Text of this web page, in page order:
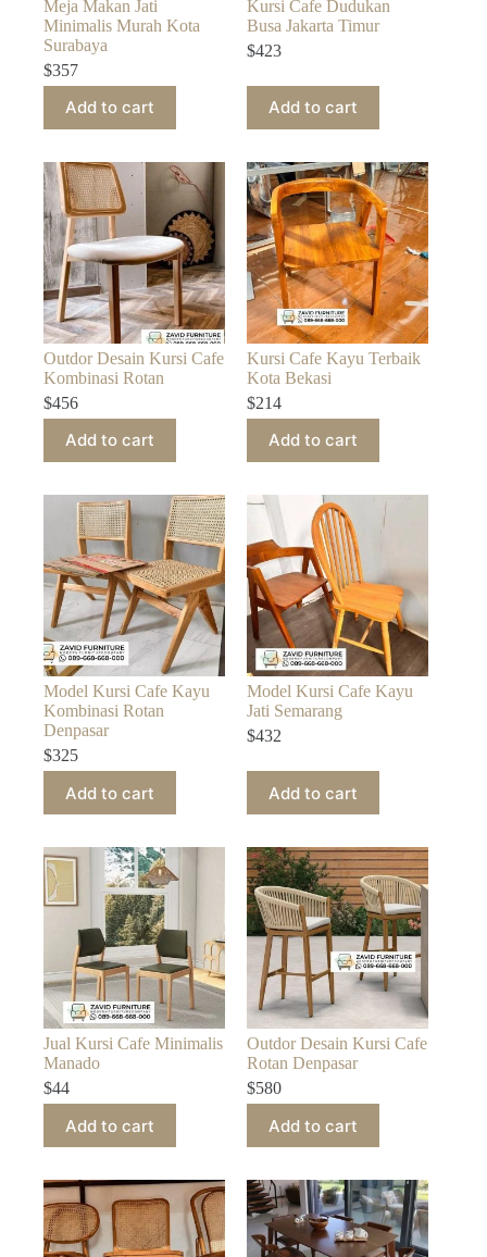
Meja Makan Jati
Minimalis Murah Kota
Surabaya
$357
Add to cart
Kursi Cafe Dudukan
Busa Jakarta Timur
$423
Add to cart
Outdor Desain Kursi Cafe
Kombinasi Rotan
$456
Add to cart
Kursi Cafe Kayu Terbaik
Kota Bekasi
$214
Add to cart
Model Kursi Cafe Kayu
Kombinasi Rotan
Denpasar
$325
Add to cart
Model Kursi Cafe Kayu
Jati Semarang
$432
Add to cart
Jual Kursi Cafe Minimalis
Manado
$44
Add to cart
Outdor Desain Kursi Cafe
Rotan Denpasar
$580
Add to cart